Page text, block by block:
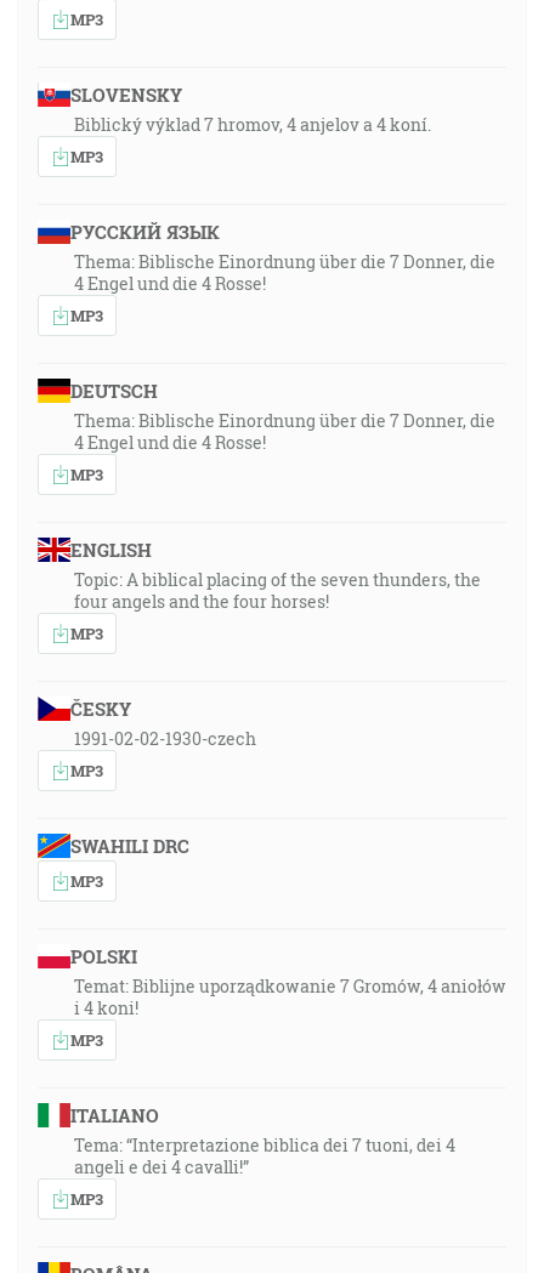
MP3
SLOVENSKY
Biblický výklad 7 hromov, 4 anjelov a 4 koní.
MP3
РУССКИЙ ЯЗЫК
Thema: Biblische Einordnung über die 7 Donner, die
4 Engel und die 4 Rosse!
MP3
DEUTSCH
Thema: Biblische Einordnung über die 7 Donner, die
4 Engel und die 4 Rosse!
MP3
ENGLISH
Topic: A biblical placing of the seven thunders, the
four angels and the four horses!
MP3
ČESKY
1991-02-02-1930-czech
MP3
SWAHILI DRC
MP3
POLSKI
Temat: Biblijne uporządkowanie 7 Gromów, 4 aniołów
i 4 koni!
MP3
ITALIANO
Tema: “Interpretazione biblica dei 7 tuoni, dei 4
angeli e dei 4 cavalli!”
MP3